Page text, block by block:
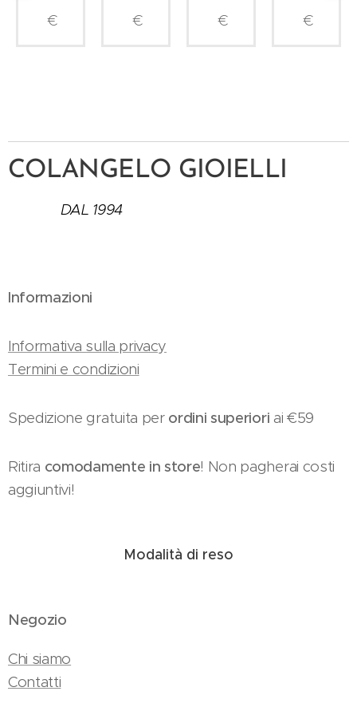
€
€
€
€
COLANGELO GIOIELLI
DAL 1994
Informazioni
Informativa sulla privacy
Termini e condizioni
Spedizione gratuita perordini superiori ai €59
Ritira comodamente in store! Non pagherai costi
aggiuntivi!
Modalità di reso
Negozio
Chi siamo
Contatti